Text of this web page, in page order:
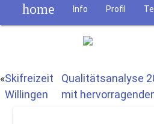
home Info Profil
«Skifreizeit
Willingen
Qualitätsanalyse
mit